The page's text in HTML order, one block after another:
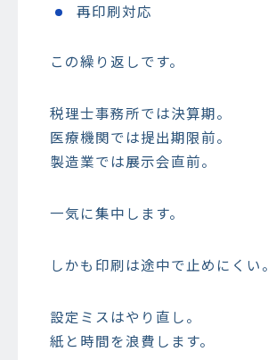
再印刷対応
この繰り返しです。
税理士事務所では決算期。
医療機関では提出期限前。
製造業では展示会直前。
一気に集中します。
しかも印刷は途中で止めにくい。
設定ミスはやり直し。
紙と時間を浪費します。